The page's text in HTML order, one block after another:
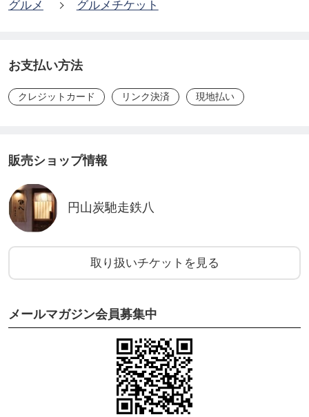
グルメ グルメチケット
お支払い方法
クレジットカード リンク決済 現地払い
販売ショップ情報
円山炭馳走鉄八
取り扱いチケットを見る
メールマガジン会員募集中